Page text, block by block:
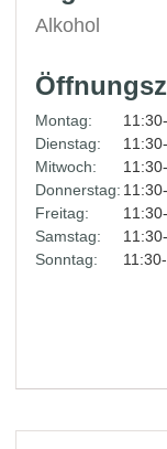
Alkohol
Montag:
Dienstag:
Mitwoch:
Donnerstag:
Freitag:
Samstag:
Sonntag: